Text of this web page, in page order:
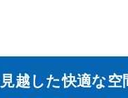
越した快適な空